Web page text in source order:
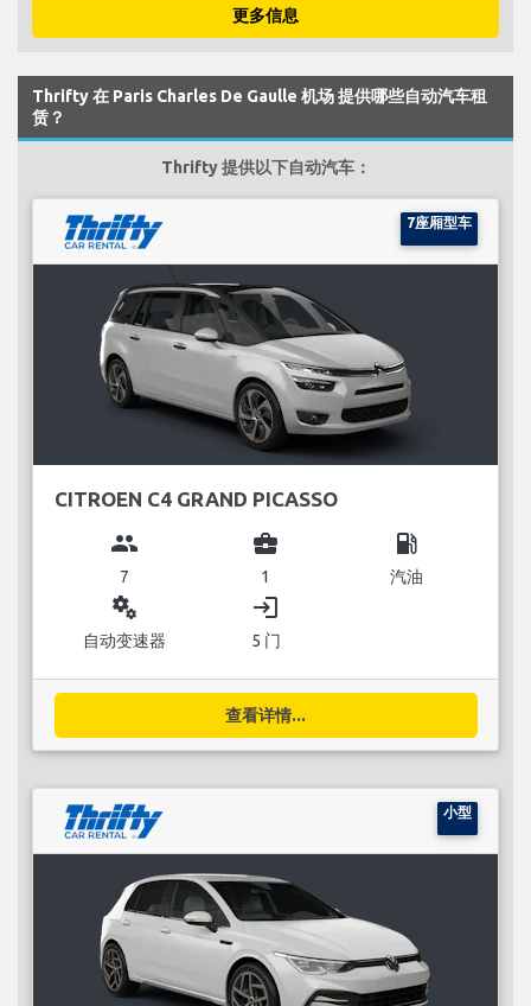
更多信息
Thrifty 在 Paris Charles De Gaulle 机场 提供哪些自动汽车租
赁？
Thrifty 提供以下自动汽车：
7座厢型车
CITROEN C4 GRAND PICASSO
group
7
business_center
1
local_gas_station
汽油
miscellaneous_services
自动变速器
login
5 门
查看详情...
小型